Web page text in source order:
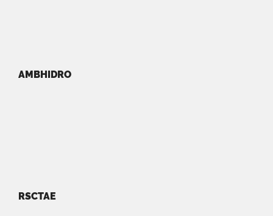
AMBHIDRO
RSCTAE